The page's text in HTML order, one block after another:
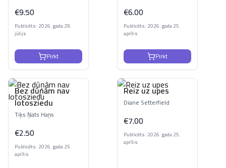
€9.50
Publicēts: 2026. gada 29.
jūlijs
Pirkt
€6.00
Publicēts: 2026. gada 25.
aprīlis
Pirkt
Bez dūņām nav
lotosziedu
Tiķs Ņats Haņs
€2.50
Publicēts: 2026. gada 25.
aprīlis
Reiz uz upes
Diane Setterfield
€7.00
Publicēts: 2026. gada 25.
aprīlis